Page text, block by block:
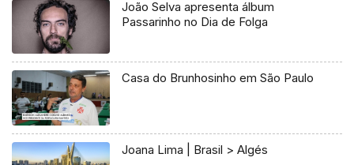
João Selva apresenta álbum
Passarinho no Dia de Folga
Casa do Brunhosinho em São Paulo
Joana Lima | Brasil > Algés